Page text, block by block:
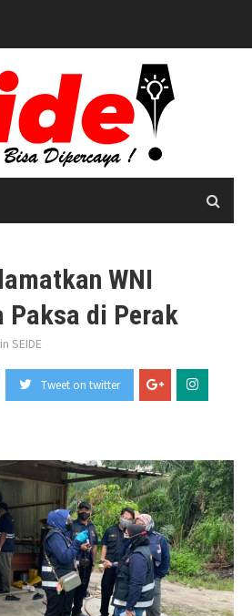
WNI
Paksa di Perak
SEIDE
Tweet on twitter